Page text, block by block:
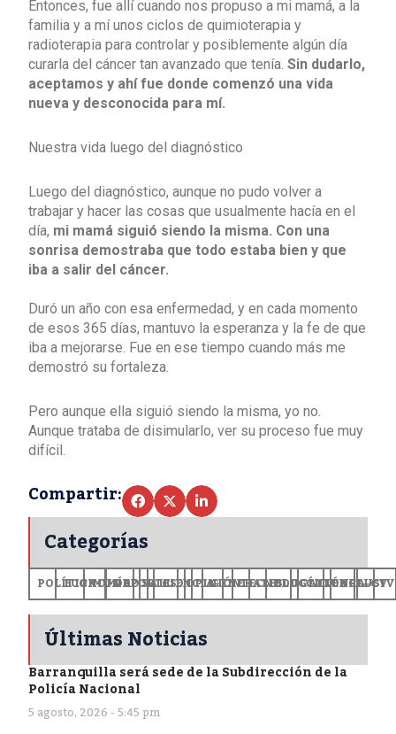
Entonces, fue allí cuando nos propuso a mi mamá, a la
familia y a mí unos ciclos de quimioterapia y
radioterapia para controlar y posiblemente algún día
curarla del cáncer tan avanzado que tenía. Sin dudarlo,
aceptamos y ahí fue donde comenzó una vida
nueva y desconocida para mí.
Nuestra vida luego del diagnóstico
Luego del diagnóstico, aunque no pudo volver a
trabajar y hacer las cosas que usualmente hacía en el
día, mi mamá siguió siendo la misma. Con una
sonrisa demostraba que todo estaba bien y que
iba a salir del cáncer.
Duró un año con esa enfermedad, y en cada momento
de esos 365 días, mantuvo la esperanza y la fe de que
iba a mejorarse. Fue en ese tiempo cuando más me
demostró su fortaleza.
Pero aunque ella siguió siendo la misma, yo no.
Aunque trataba de disimularlo, ver su proceso fue muy
difícil.
Compartir:
Categorías
POLÍTICA
ECONOMÍA
MUNDODEPORTES
SALUDCIENCIA
OPINIÓN
GENERALES
TECNOLOGÍA
EDUCACIÓN
CULTURA+CV
Últimas Noticias
Barranquilla será sede de la Subdirección de la
Policía Nacional
5 agosto, 2026 - 5:45 pm